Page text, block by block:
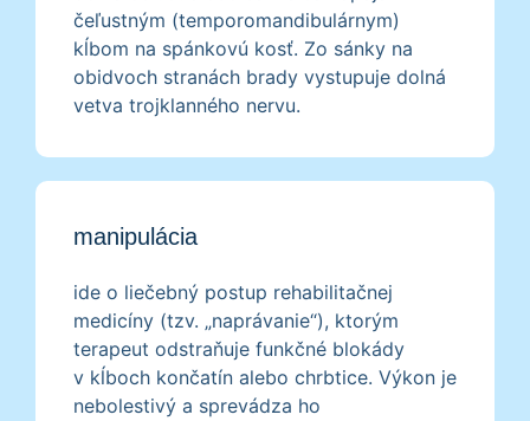
čeľustným (temporomandibulárnym)
kĺbom na spánkovú kosť. Zo sánky na
obidvoch stranách brady vystupuje dolná
vetva trojklanného nervu.
manipulácia
ide o liečebný postup rehabilitačnej
medicíny (tzv. „naprávanie“), ktorým
terapeut odstraňuje funkčné blokády
v kĺboch končatín alebo chrbtice. Výkon je
nebolestivý a sprevádza ho